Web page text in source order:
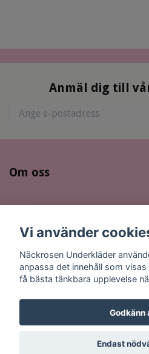
Anmäl dig till
Om oss
Sociala medier
© 2026 Näckrosen
Vi använder
Näckrosen Underkläder
anpassa det innehåll som
få bästa tänkbara upplevelse
Godkänn
Endast